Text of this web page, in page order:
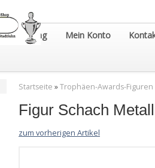
Gosling Mein Konto
Startseite »Trophäen-Awards-Figuren
Figur Schach
zum vorherigen Artikel